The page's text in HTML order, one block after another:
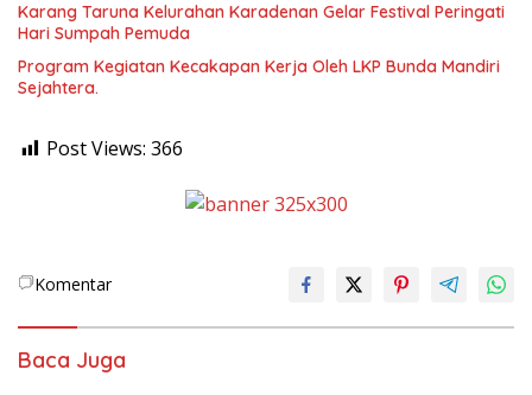
Karang Taruna Kelurahan Karadenan Gelar Festival Peringati
Hari Sumpah Pemuda
Program Kegiatan Kecakapan Kerja Oleh LKP Bunda Mandiri
Sejahtera.
Post Views: 366
Komentar
Baca Juga